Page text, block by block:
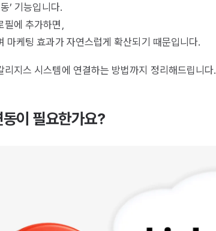
’ 기능입니다.
필에 추가하면,
마케팅 효과가 자연스럽게 확산되기 때문입니다.
지스 시스템에 연결하는 방법까지 정리해드립니다.
이 필요한가요?